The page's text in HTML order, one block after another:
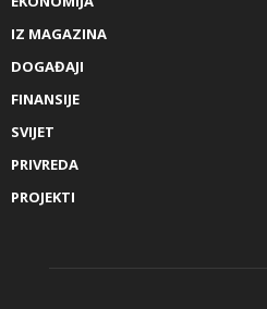
IZ MAGAZINA
DOGAĐAJI
FINANSIJE
SVIJET
PRIVREDA
PROJEKTI